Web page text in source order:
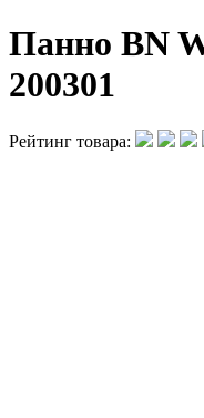
Панно BN
200301
Рейтинг товара: